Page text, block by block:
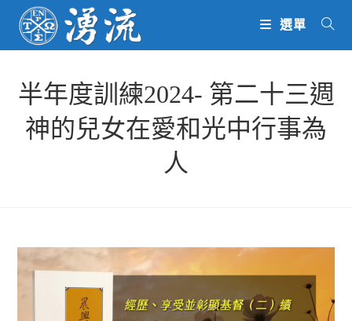
content
選單
半年度訓練2024- 第二十三週
神的兒女在愛和光中行事為
人